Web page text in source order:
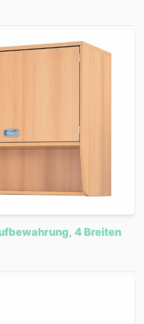
4 Breiten